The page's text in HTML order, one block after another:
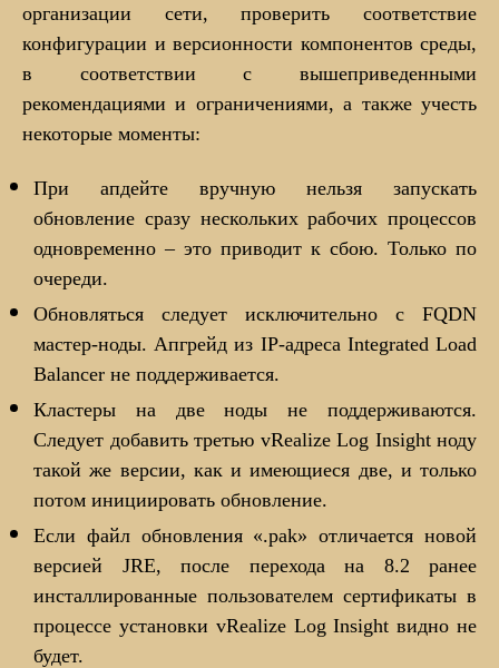
организации сети, проверить соответствие
конфигурации и версионности компонентов среды,
в соответствии с вышеприведенными
рекомендациями и ограничениями, а также учесть
некоторые моменты:
При апдейте вручную нельзя запускать
обновление сразу нескольких рабочих процессов
одновременно – это приводит к сбою. Только по
очереди.
Обновляться следует исключительно с FQDN
мастер-ноды. Апгрейд из IP-адреса Integrated Load
Balancer не поддерживается.
Кластеры на две ноды не поддерживаются.
Следует добавить третью vRealize Log Insight ноду
такой же версии, как и имеющиеся две, и только
потом инициировать обновление.
Если файл обновления «.pak» отличается новой
версией JRE, после перехода на 8.2 ранее
инсталлированные пользователем сертификаты в
процессе установки vRealize Log Insight видно не
будет.